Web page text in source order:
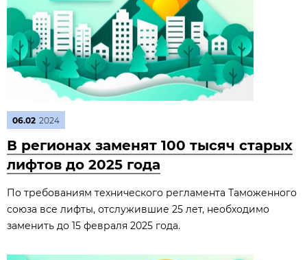
06.02 2024
В регионах заменят 100 тысяч старых
лифтов до 2025 года
По требованиям технического регламента Таможенного
союза все лифты, отслужившие 25 лет, необходимо
заменить до 15 февраля 2025 года.